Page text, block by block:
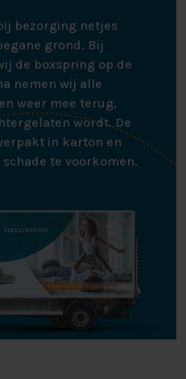
bezorging netjes
grond. Bij
de boxspring op de
nemen wij alle
weer mee terug,
wordt. De
in karton en
te voorkomen.